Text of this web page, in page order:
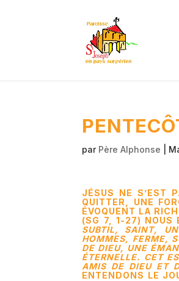
par Père Alphonse
JÉSUS NE S’EST
QUITTER, UNE
ÉVOQUENT LA
(SG 7, 1-27) NOUS
SUBTIL, SAINT,
HOMMES, FERME,
DE DIEU, UNE
ÉTERNELLE. CET
AMIS DE DIEU ET
ENTENDONS LE